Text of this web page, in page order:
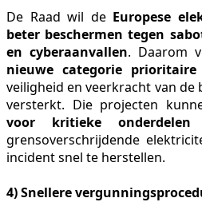
De Raad wil de Europese
beter beschermen tegen
en cyberaanvallen. Daarom
nieuwe categorie prioritaire
veiligheid en veerkracht van
versterkt. Die projecten
voor kritieke onderdelen
grensoverschrijdende
incident snel te herstellen.
4) Snellere